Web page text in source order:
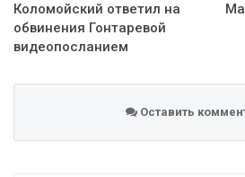
Коломойский ответил на
обвинения Гонтаревой
видеопосланием
Оставить